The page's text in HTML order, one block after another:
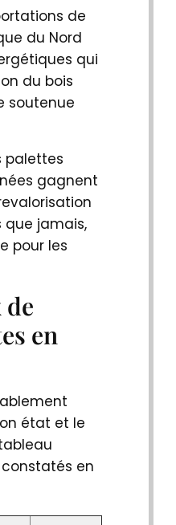
de
du Nord
qui
du bois
soutenue
palettes
gagnent
jamais,
pour les
en
état et le
en